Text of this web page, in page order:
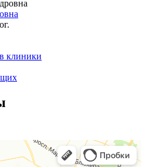
клиники